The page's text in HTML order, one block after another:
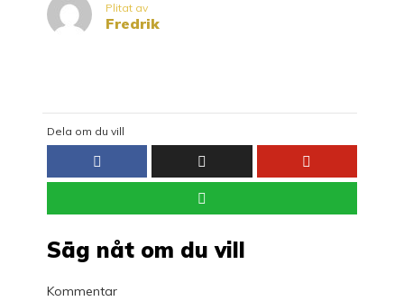
Plitat av
Fredrik
Dela om du vill
Säg nåt om du vill
Kommentar